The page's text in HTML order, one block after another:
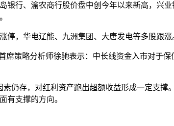
行、渝农商行股价盘中创今年以来新高，兴
，华电辽能、九洲集团、大唐发电等多股跟涨
席策略分析师徐驰表示：中长线资金入市对于
仍存，对红利资产跑出超额收益形成一定支
有支撑的方向。